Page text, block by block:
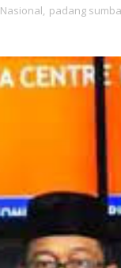
Nasional, padang